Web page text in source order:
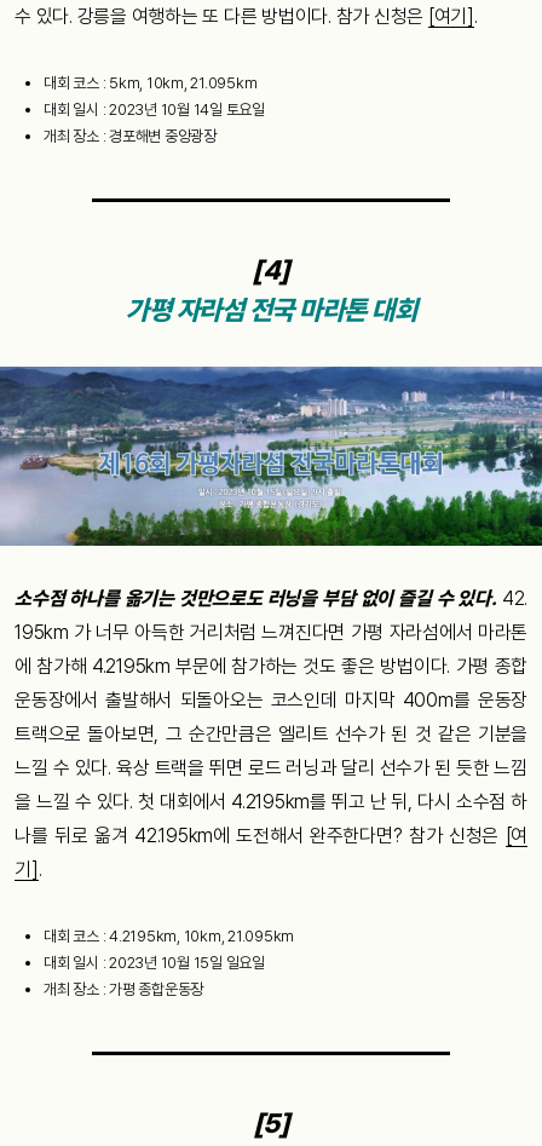
수 있다. 강릉을 여행하는 또 다른 방법이다. 참가 신청은 [여기] .
대회 코스 : 5km, 10km, 21.095km
대회 일시 : 2023년 10월 14일 토요일
개최 장소 : 경포해변 중앙광장
[4]
가평 자라섬 전국 마라톤 대회
소수점 하나를 옮기는 것만으로도 러닝을 부담 없이 즐길 수 있다. 42.
195km 가 너무 아득한 거리처럼 느껴진다면 가평 자라섬에서 마라톤
에 참가해 4.2195km 부문에 참가하는 것도 좋은 방법이다. 가평 종합
운동장에서 출발해서 되돌아오는 코스인데 마지막 400m를 운동장
트랙으로 돌아보면, 그 순간만큼은 엘리트 선수가 된 것 같은 기분을
느낄 수 있다. 육상 트랙을 뛰면 로드 러닝과 달리 선수가 된 듯한 느낌
을 느낄 수 있다. 첫 대회에서 4.2195km를 뛰고 난 뒤, 다시 소수점 하
나를 뒤로 옮겨 42.195km에 도전해서 완주한다면? 참가 신청은 [여
기] .
대회 코스 : 4.2195km, 10km, 21.095km
대회 일시 : 2023년 10월 15일 일요일
개최 장소 : 가평 종합운동장
[5]